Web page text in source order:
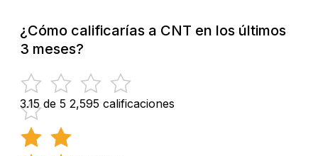
¿Cómo calificarías a CNT en los últimos
3 meses?
3.15 de 5 2,595 calificaciones